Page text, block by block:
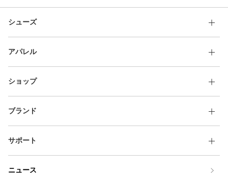
シューズ
アパレル
ショップ
ブランド
サポート
ニュース